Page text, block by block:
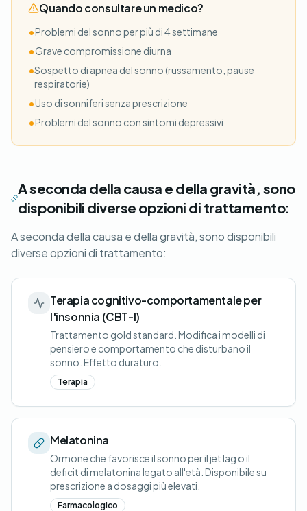
Quando consultare un medico?
•Problemi del sonno per più di 4 settimane
•Grave compromissione diurna
•Sospetto di apnea del sonno (russamento, pause
respiratorie)
•Uso di sonniferi senza prescrizione
•Problemi del sonno con sintomi depressivi
A seconda della causa e della gravità, sono
disponibili diverse opzioni di trattamento:
A seconda della causa e della gravità, sono disponibili
diverse opzioni di trattamento:
Terapia cognitivo-comportamentale per
l'insonnia (CBT-I)
Trattamento gold standard. Modifica i modelli di
pensiero e comportamento che disturbano il
sonno. Effetto duraturo.
Terapia
Melatonina
Ormone che favorisce il sonno per il jet lag o il
deficit di melatonina legato all'età. Disponibile su
prescrizione a dosaggi più elevati.
Farmacologico